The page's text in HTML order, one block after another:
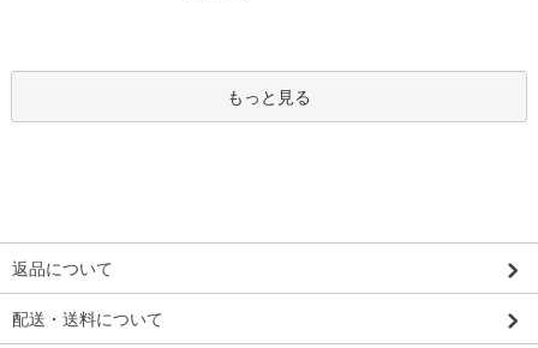
もっと見る
返品について
配送・送料について